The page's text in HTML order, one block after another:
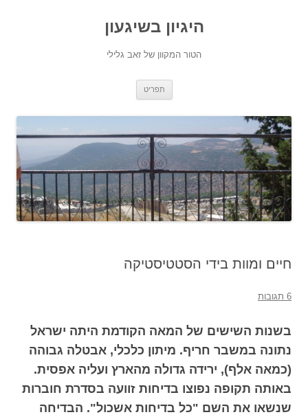
היגיון בשיגעון
הטור המקוון של זאב גלילי
תפריט
חיים ומוות בידי הסטטיסטיקה
6 תגובות
בשנות השישים של המאה הקודמת היתה ישראל
נתונה במשבר חריף. מיתון כלכלי, אבטלה גבוהה
(כמאה אלף), ירידה גדולה מהארץ ועליה אפסית.
באותה תקופה נפוצו בדיחות זוועה בסדרת חוברות
שנשאו את השם "כל בדיחות אשכול". הבדיחה